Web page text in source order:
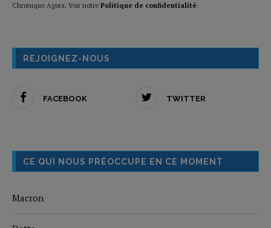
Chronique Agora. Voir notre Politique de confidentialité.
REJOIGNEZ-NOUS
FACEBOOK TWITTER
CE QUI NOUS PRÉOCCUPE EN CE MOMENT
Macron